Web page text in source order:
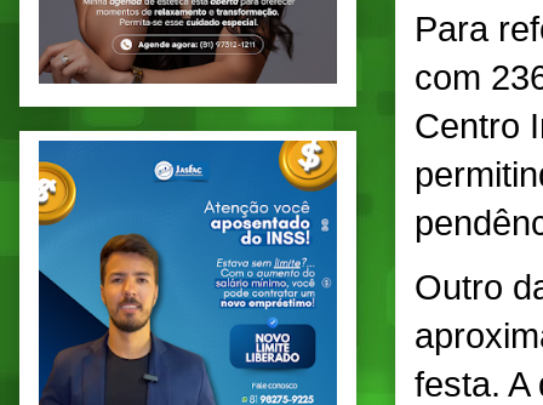
Para
com
Centro
Outro
festa. A